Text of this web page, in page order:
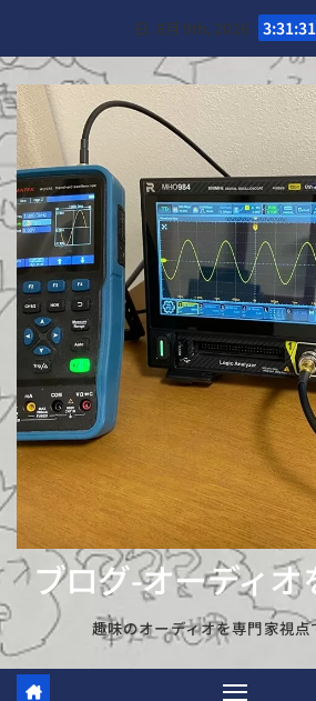
content
日. 8月 9th, 2026
ブログ-オーディ
趣味のオーディオを専門家視点